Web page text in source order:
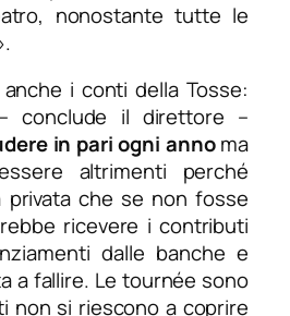
nonostante tutte le
i conti della Tosse:
conclude il direttore –
in pari ogni annoma
altrimenti perché
privata che se non fosse
ricevere i contributi
dalle banche e
a fallire. Le tournée sono
non si riescono a coprire